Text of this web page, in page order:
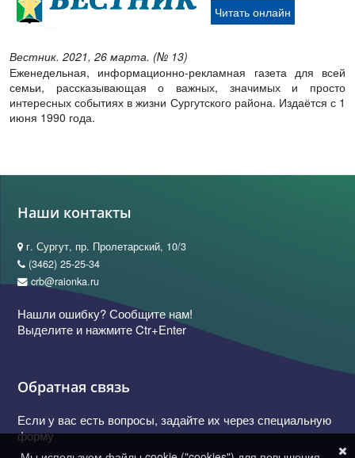
Читать онлайн
Вестник. 2021, 26 марта. (№ 13)
Еженедельная, информационно-рекламная газета для всей
семьи, рассказывающая о важных, значимых и просто
интересных событиях в жизни Сургутского района. Издаётся с 1
июня 1990 года.
Наши контакты
г. Сургут, пр. Пролетарский, 10/3
(3462) 25-25-34
crb@raionka.ru
Нашли ошибку? Сообщите нам!
Выделите и нажмите Ctr+Enter
Обратная связь
Если у вас есть вопросы, задайте их через специальную
форму